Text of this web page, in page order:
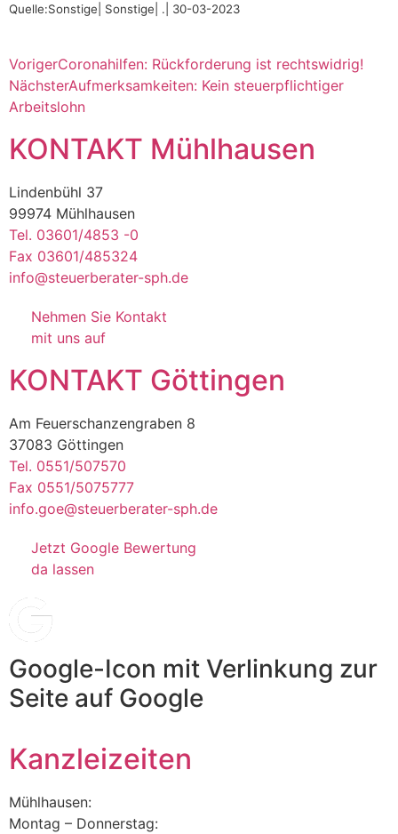
Quelle:Sonstige| Sonstige| .| 30-03-2023
VorigerCoronahilfen: Rückforderung ist rechtswidrig!
NächsterAufmerksamkeiten: Kein steuerpflichtiger
Arbeitslohn
KONTAKT Mühlhausen
Lindenbühl 37
99974 Mühlhausen
Tel. 03601/4853 -0
Fax 03601/485324
info@steuerberater-sph.de
Nehmen Sie Kontakt
mit uns auf
KONTAKT Göttingen
Am Feuerschanzengraben 8
37083 Göttingen
Tel. 0551/507570
Fax 0551/5075777
info.goe@steuerberater-sph.de
Jetzt Google Bewertung
da lassen
Google-Icon mit Verlinkung zur
Seite auf Google
Kanzleizeiten
Mühlhausen:
Montag – Donnerstag: